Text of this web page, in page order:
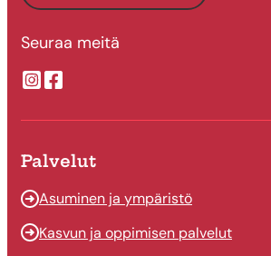
Seuraa meitä
Suonenjoen kaupungin Instragram
Suonenjoen kaupungin Facebook
Palvelut
Asuminen ja ympäristö
Kasvun ja oppimisen palvelut